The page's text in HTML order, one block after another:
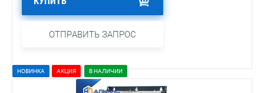
ОТПРАВИТЬ ЗАПРОС
НОВИНКА АКЦИЯ В НАЛИЧИИ